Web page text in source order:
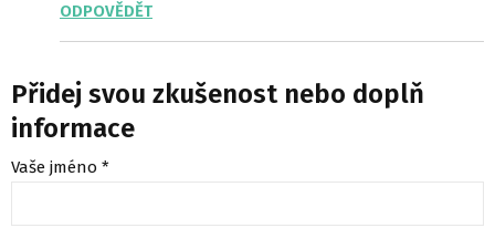
ODPOVĚDĚT
Přidej svou zkušenost nebo doplň
informace
Vaše jméno *